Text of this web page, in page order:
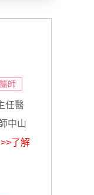
師
任醫
中山
>>了解